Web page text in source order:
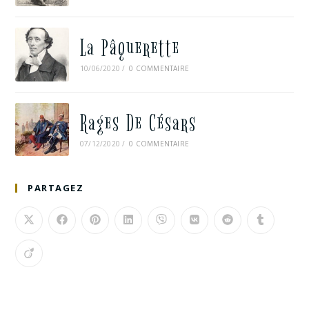
La Pâquerette
10/06/2020 / 0 COMMENTAIRE
Rages De Césars
07/12/2020 / 0 COMMENTAIRE
PARTAGEZ